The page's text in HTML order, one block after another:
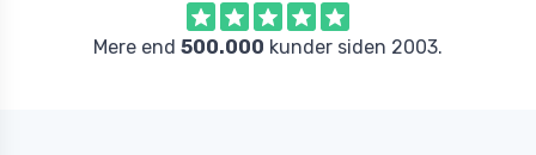
Mere end 500.000 kunder siden 2003.